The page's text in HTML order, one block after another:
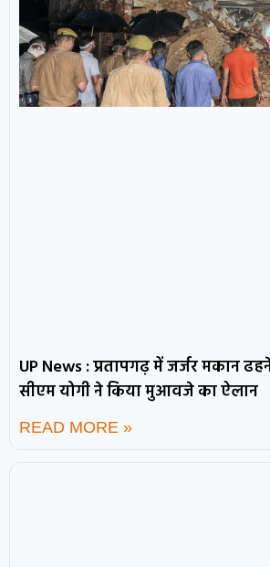
UP News : प्रतापगढ़ में जर्जर मकान
सीएम योगी ने किया मुआवजे का ऐलान
READ MORE »